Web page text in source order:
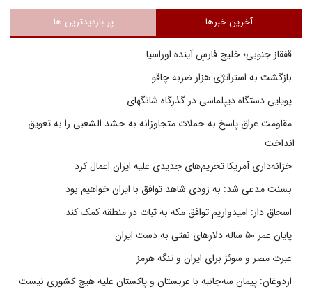
آخرین خبرها پر بازدیدترین ها
قفقاز جنوبی؛ خلیج فارسِ آینده اوراسیا
بازگشت به استراتژی هزار ضربه چاقو
پویایی دستگاه دیپلماسی در گذرگاه شانگهای
مقاومت عراق پاسخ به حملات متجاوزانه به حشد الشعبی را به تعویق
انداخت
خزانه‌داری آمریکا تحریم‌های جدیدی علیه ایران اعمال کرد
بسنت مدعی شد: به زودی شاهد توافق با ایران خواهیم بود
اسحاق دار: امیدواریم توافق مکه به ثبات در منطقه کمک کند
پایان عمر ۵۰ ساله دلارهای نفتی به دست ایران
عبرت مصر و سوئز برای ایران و تنگه هرمز
اردوغان: پیمان سه‌جانبه با عربستان و پاکستان علیه هیچ کشوری نیست